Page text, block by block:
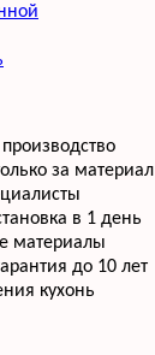
за материал
в 1 день
материалы
до 10 лет
кухонь